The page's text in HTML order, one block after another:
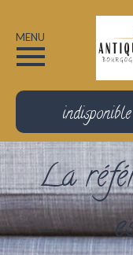
MENU
indisponible
La